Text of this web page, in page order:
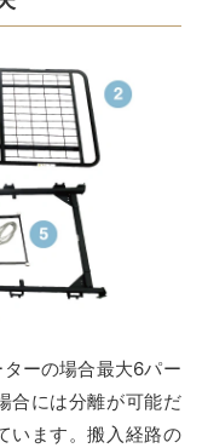
ーの場合最大6パー
合には分離が可能だ
います。搬入経路の